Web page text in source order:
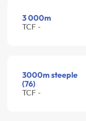
3 000m
TCF -
3000m steeple
(76)
TCF -